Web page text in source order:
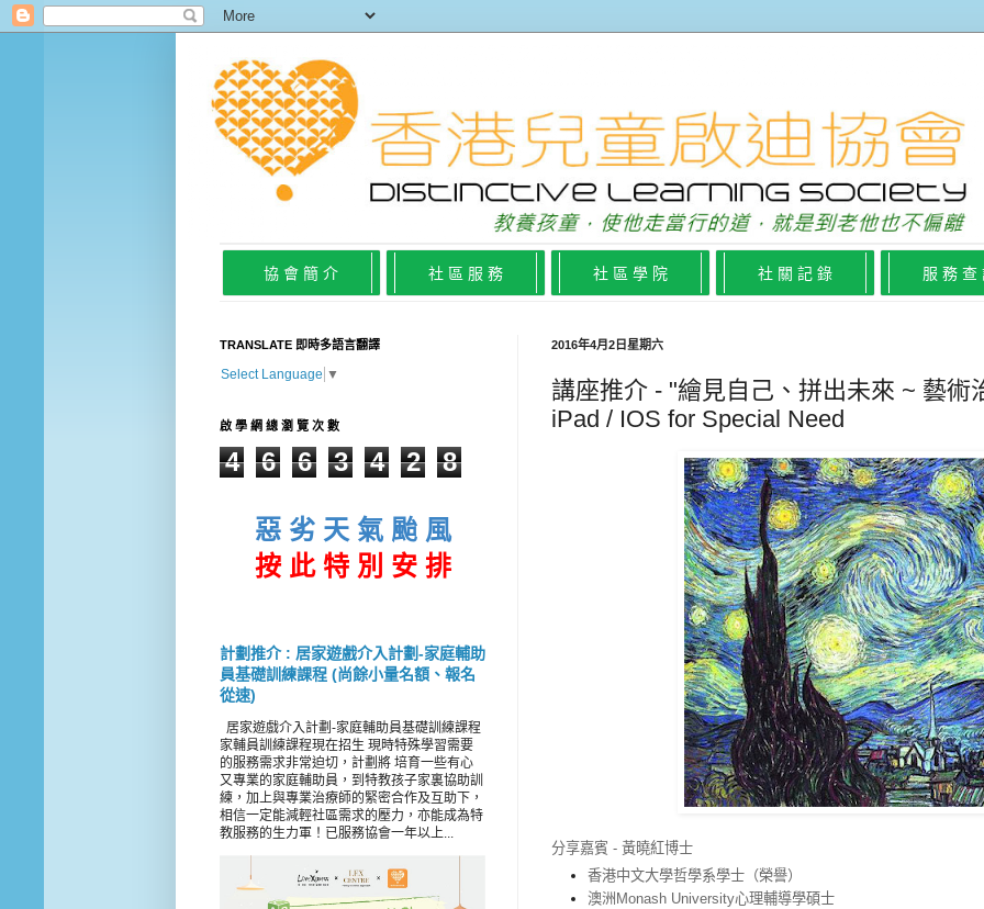
協 會 簡 介 社 區 服 務 社 區 學 院 社 關 記 錄 服 務 查
2016年4月2日星期六
講座推介 - "繪見自己、拼出未來 ~ 藝術
iPad / IOS for Special Need
分享嘉賓 - 黃曉紅博士
香港中文大學哲學系學士（榮譽）
澳洲Monash University心理輔導學碩士
TRANSLATE 即時多語言翻譯
Select Language ▼
啟 學 網 總 瀏 覽 次 數
4 6 6 3 4 2 8
惡 劣 天 氣 颱 風
按 此 特 別 安 排
計劃推介 : 居家遊戲介入計劃-家庭輔助
員基礎訓練課程 (尚餘小量名額、報名
從速)
居家遊戲介入計劃-家庭輔助員基礎訓練課程
家輔員訓練課程現在招生 現時特殊學習需要
的服務需求非常迫切，計劃將 培育一些有心
又專業的家庭輔助員，到特教孩子家裏協助訓
練，加上與專業治療師的緊密合作及互助下，
相信一定能減輕社區需求的壓力，亦能成為特
教服務的生力軍！已服務協會一年以上...